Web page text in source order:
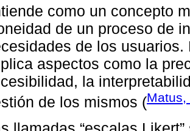
como un concepto
de un proceso de
de los
aspectos como la
la
de los mismos (Matus,